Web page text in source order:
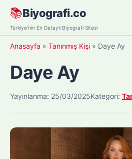
Skip
content
📚Biyografi.co
Türkiye'nin En Detaylı Biyografi Sitesi
Anasayfa » Tanınmış Kişi » Daye Ay
Daye Ay
Yayınlanma: 25/03/2025Kategori: